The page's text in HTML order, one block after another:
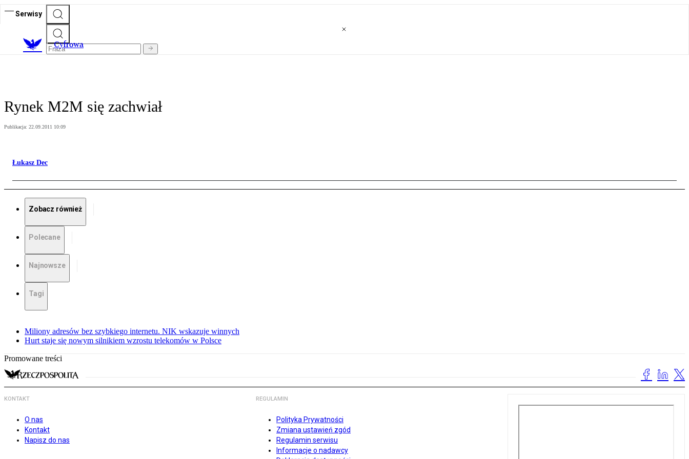
Serwisy
Cyfrowa
Rynek M2M się zachwiał
Publikacja: 22.09.2011 10:09
Łukasz Dec
Zobacz również
Polecane
Najnowsze
Tagi
Miliony adresów bez szybkiego internetu. NIK wskazuje winnych
Hurt staje się nowym silnikiem wzrostu telekomów w Polsce
Promowane treści
KONTAKT
O nas
Kontakt
Napisz do nas
REGULAMIN
Polityka Prywatności
Zmiana ustawień zgód
Regulamin serwisu
Informacje o nadawcy